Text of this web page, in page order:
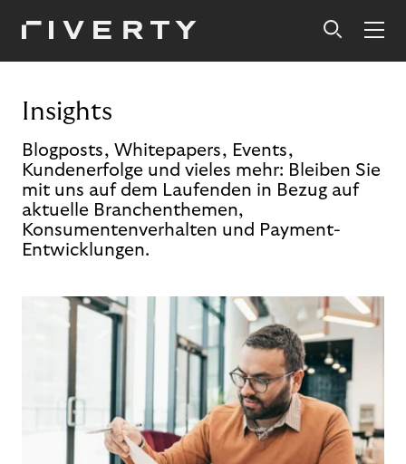
Insights
Blogposts, Whitepapers, Events,
Kundenerfolge und vieles mehr: Bleiben Sie
mit uns auf dem Laufenden in Bezug auf
aktuelle Branchenthemen,
Konsumentenverhalten und Payment-
Entwicklungen.